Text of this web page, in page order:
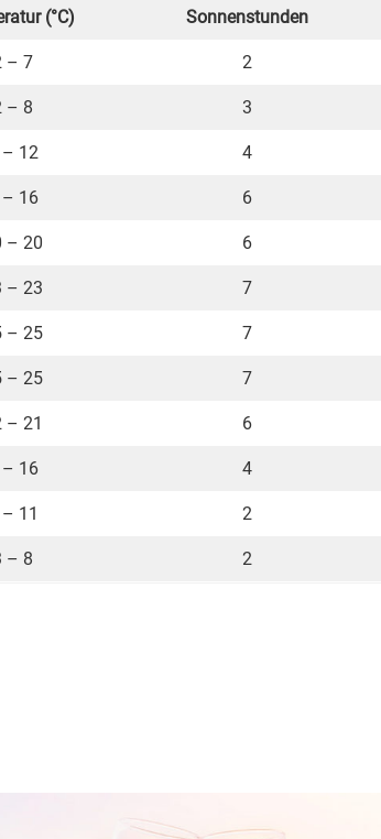
(°C) Sonnenstunden
– 7 2
– 8 3
– 12 4
16 6
– 20 6
– 23 7
– 25 7
– 25 7
– 21 6
16 4
11 2
– 8 2